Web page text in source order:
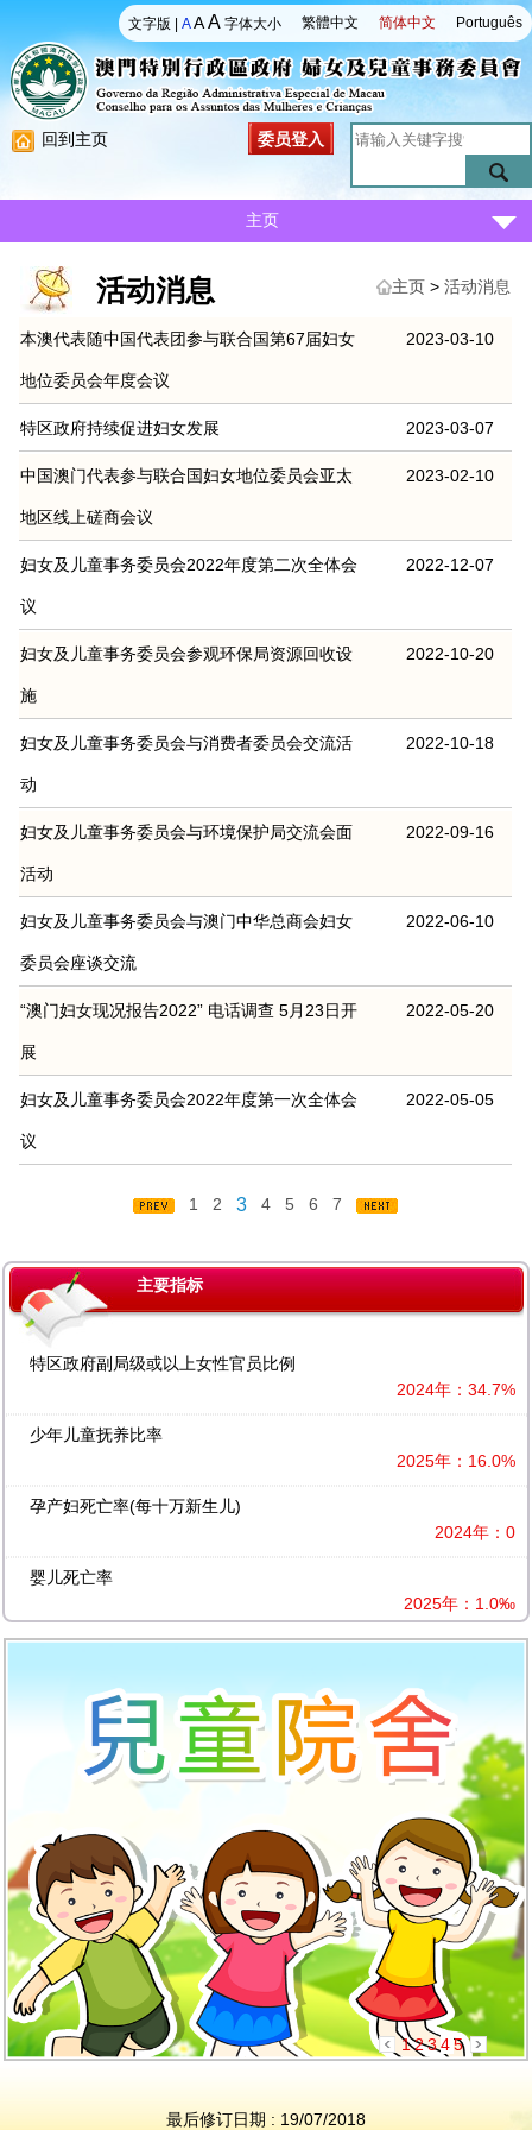
Português
简体中文
繁體中文
文字版 |A A A 字体大小
回到主页 委员登入
主页
活动消息 主页 >活动消息
本澳代表随中国代表团参与联合国第67届妇女
地位委员会年度会议
2023-03-10
特区政府持续促进妇女发展 2023-03-07
中国澳门代表参与联合国妇女地位委员会亚太
地区线上磋商会议
2023-02-10
妇女及儿童事务委员会2022年度第二次全体会
议
2022-12-07
妇女及儿童事务委员会参观环保局资源回收设
施
2022-10-20
妇女及儿童事务委员会与消费者委员会交流活
动
2022-10-18
妇女及儿童事务委员会与环境保护局交流会面
活动
2022-09-16
妇女及儿童事务委员会与澳门中华总商会妇女
委员会座谈交流
2022-06-10
“澳门妇女现况报告2022” 电话调查 5月23日开
展
2022-05-20
妇女及儿童事务委员会2022年度第一次全体会
议
2022-05-05
1 2 3 4 5 6 7
主要指标
特区政府副局级或以上女性官员比例
2024年：34.7%
少年儿童抚养比率
2025年：16.0%
孕产妇死亡率(每十万新生儿)
2024年：0
婴儿死亡率
2025年：1.0‰
12345
最后修订日期 : 19/07/2018